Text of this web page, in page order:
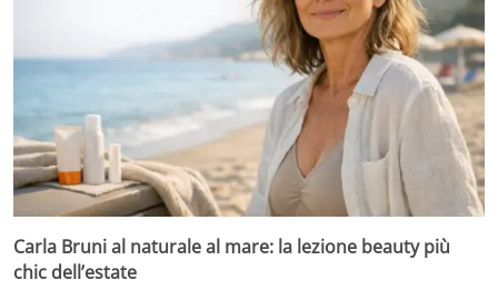
Carla Bruni al naturale al mare: la lezione beauty più
chic dell’estate